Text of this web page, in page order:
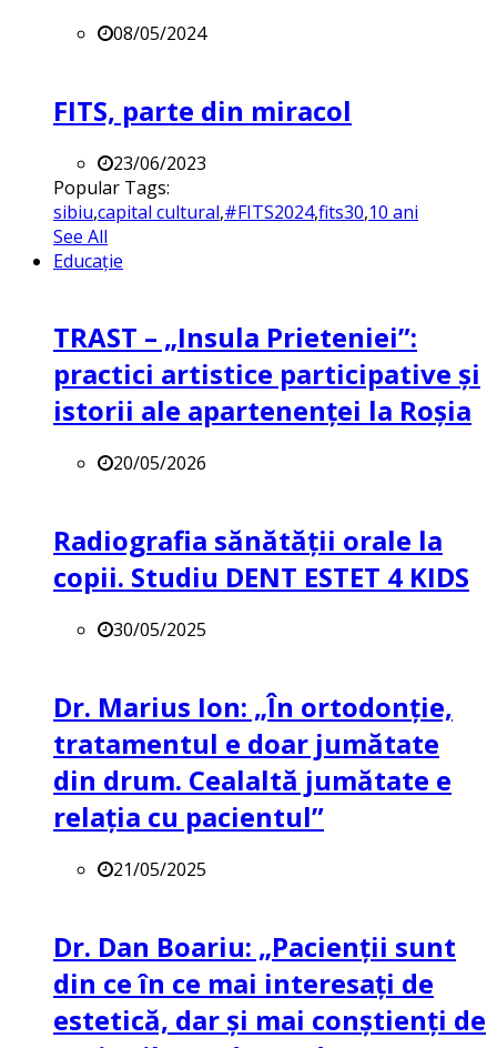
08/05/2024
FITS, parte din miracol
23/06/2023
Popular Tags:
sibiu,capital cultural,#FITS2024,fits30,10 ani
See All
Educație
TRAST – „Insula Prieteniei”:
practici artistice participative și
istorii ale apartenenței la Roșia
20/05/2026
Radiografia sănătății orale la
copii. Studiu DENT ESTET 4 KIDS
30/05/2025
Dr. Marius Ion: „În ortodonție,
tratamentul e doar jumătate
din drum. Cealaltă jumătate e
relația cu pacientul”
21/05/2025
Dr. Dan Boariu: „Pacienții sunt
din ce în ce mai interesați de
estetică, dar și mai conștienți de